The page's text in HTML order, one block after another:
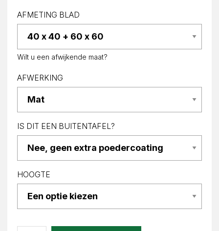
AFMETING BLAD
Wilt u een afwijkende maat?
AFWERKING
IS DIT EEN BUITENTAFEL?
HOOGTE